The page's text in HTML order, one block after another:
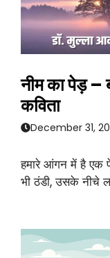
नीम का पेड़ –
कविता
December 31,
हमारे आंगन में है एक
भी ठंडी, उसके नीचे